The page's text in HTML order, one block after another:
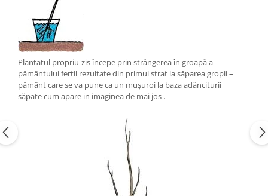
Plantatul propriu-zis începe prin strângerea în groapă a
pământului fertil rezultate din primul strat la săparea gropii –
pământ care se va pune ca un mușuroi la baza adânciturii
săpate cum apare in imaginea de mai jos .